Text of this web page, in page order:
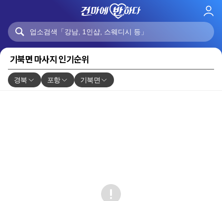
로
기북면 마사지 인기순위
경북 포항 기북면